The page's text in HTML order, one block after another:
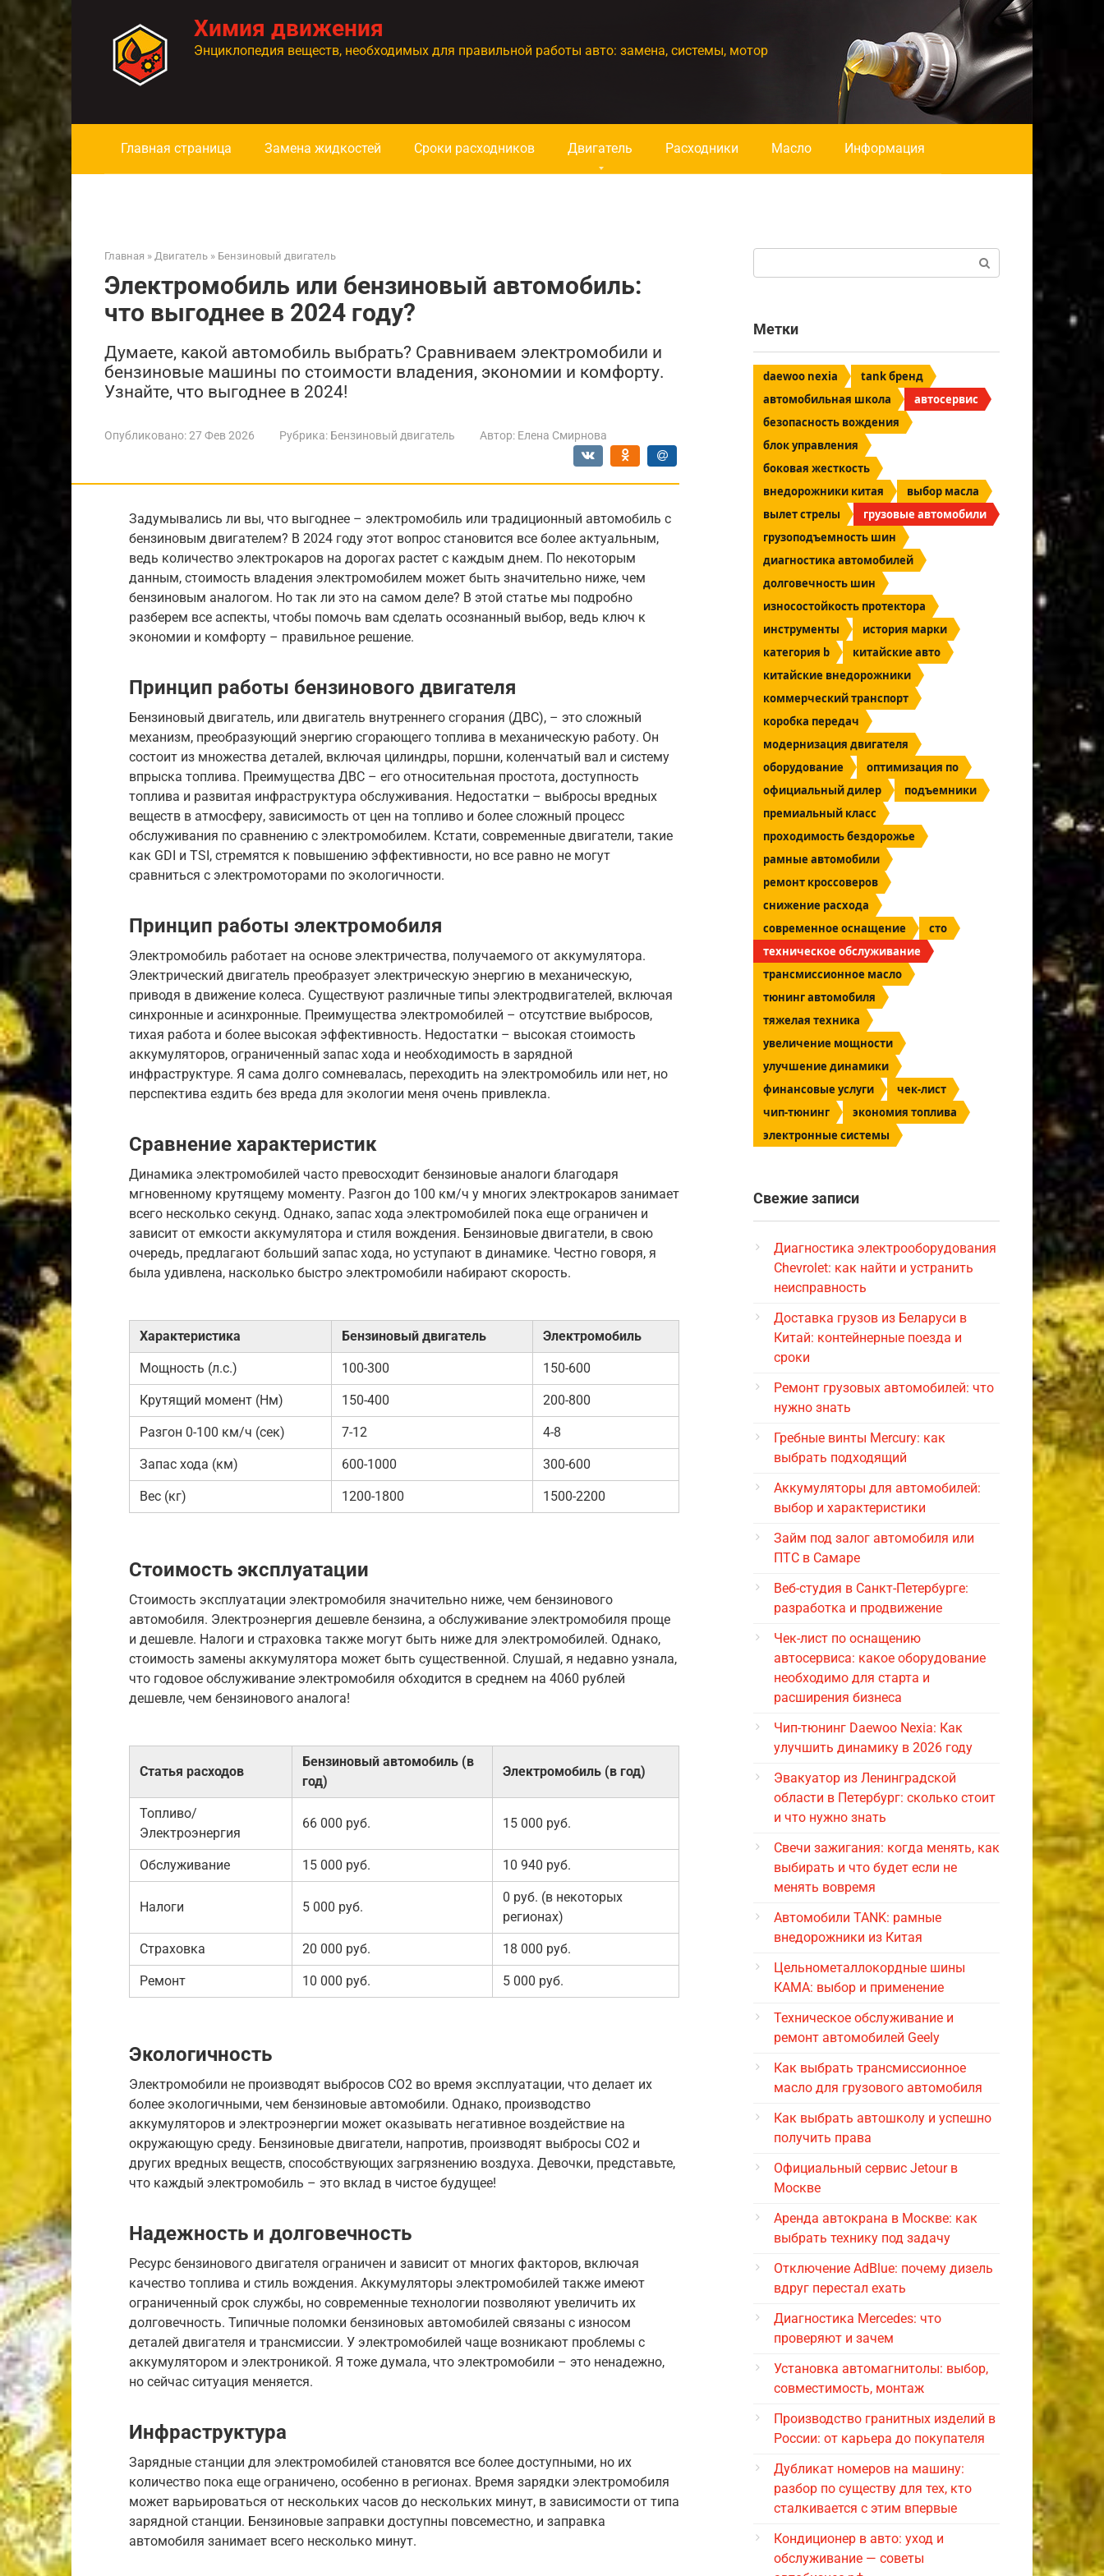
контенту
Химия движения
Энциклопедия веществ, необходимых для правильной работы авто: замена, системы, мотор
Главная страница Замена жидкостей Сроки расходников Двигатель Расходники Масло Информация
Главная » Двигатель » Бензиновый двигатель
Электромобиль или бензиновый автомобиль:
что выгоднее в 2024 году?
Думаете, какой автомобиль выбрать? Сравниваем электромобили и
бензиновые машины по стоимости владения, экономии и комфорту.
Узнайте, что выгоднее в 2024!
Опубликовано:27 Фев 2026 Рубрика: Бензиновый двигатель Автор: Елена Смирнова
Задумывались ли вы, что выгоднее – электромобиль или традиционный автомобиль с
бензиновым двигателем? В 2024 году этот вопрос становится все более актуальным,
ведь количество электрокаров на дорогах растет с каждым днем. По некоторым
данным, стоимость владения электромобилем может быть значительно ниже, чем
бензиновым аналогом. Но так ли это на самом деле? В этой статье мы подробно
разберем все аспекты, чтобы помочь вам сделать осознанный выбор, ведь ключ к
экономии и комфорту – правильное решение.
Принцип работы бензинового двигателя
Бензиновый двигатель, или двигатель внутреннего сгорания (ДВС), – это сложный
механизм, преобразующий энергию сгорающего топлива в механическую работу. Он
состоит из множества деталей, включая цилиндры, поршни, коленчатый вал и систему
впрыска топлива. Преимущества ДВС – его относительная простота, доступность
топлива и развитая инфраструктура обслуживания. Недостатки – выбросы вредных
веществ в атмосферу, зависимость от цен на топливо и более сложный процесс
обслуживания по сравнению с электромобилем. Кстати, современные двигатели, такие
как GDI и TSI, стремятся к повышению эффективности, но все равно не могут
сравниться с электромоторами по экологичности.
Принцип работы электромобиля
Электромобиль работает на основе электричества, получаемого от аккумулятора.
Электрический двигатель преобразует электрическую энергию в механическую,
приводя в движение колеса. Существуют различные типы электродвигателей, включая
синхронные и асинхронные. Преимущества электромобилей – отсутствие выбросов,
тихая работа и более высокая эффективность. Недостатки – высокая стоимость
аккумуляторов, ограниченный запас хода и необходимость в зарядной
инфраструктуре. Я сама долго сомневалась, переходить на электромобиль или нет, но
перспектива ездить без вреда для экологии меня очень привлекла.
Сравнение характеристик
Динамика электромобилей часто превосходит бензиновые аналоги благодаря
мгновенному крутящему моменту. Разгон до 100 км/ч у многих электрокаров занимает
всего несколько секунд. Однако, запас хода электромобилей пока еще ограничен и
зависит от емкости аккумулятора и стиля вождения. Бензиновые двигатели, в свою
очередь, предлагают больший запас хода, но уступают в динамике. Честно говоря, я
была удивлена, насколько быстро электромобили набирают скорость.
Характеристика Бензиновый двигатель Электромобиль
Мощность (л.с.) 100-300 150-600
Крутящий момент (Нм) 150-400 200-800
Разгон 0-100 км/ч (сек) 7-12 4-8
Запас хода (км) 600-1000 300-600
Вес (кг) 1200-1800 1500-2200
Стоимость эксплуатации
Стоимость эксплуатации электромобиля значительно ниже, чем бензинового
автомобиля. Электроэнергия дешевле бензина, а обслуживание электромобиля проще
и дешевле. Налоги и страховка также могут быть ниже для электромобилей. Однако,
стоимость замены аккумулятора может быть существенной. Слушай, я недавно узнала,
что годовое обслуживание электромобиля обходится в среднем на 4060 рублей
дешевле, чем бензинового аналога!
Статья расходов
Бензиновый автомобиль (в
год)
Электромобиль (в год)
Топливо/
Электроэнергия
66 000 руб. 15 000 руб.
Обслуживание 15 000 руб. 10 940 руб.
Налоги 5 000 руб.
0 руб. (в некоторых
регионах)
Страховка 20 000 руб. 18 000 руб.
Ремонт 10 000 руб. 5 000 руб.
Экологичность
Электромобили не производят выбросов CO2 во время эксплуатации, что делает их
более экологичными, чем бензиновые автомобили. Однако, производство
аккумуляторов и электроэнергии может оказывать негативное воздействие на
окружающую среду. Бензиновые двигатели, напротив, производят выбросы CO2 и
других вредных веществ, способствующих загрязнению воздуха. Девочки, представьте,
что каждый электромобиль – это вклад в чистое будущее!
Надежность и долговечность
Ресурс бензинового двигателя ограничен и зависит от многих факторов, включая
качество топлива и стиль вождения. Аккумуляторы электромобилей также имеют
ограниченный срок службы, но современные технологии позволяют увеличить их
долговечность. Типичные поломки бензиновых автомобилей связаны с износом
деталей двигателя и трансмиссии. У электромобилей чаще возникают проблемы с
аккумулятором и электроникой. Я тоже думала, что электромобили – это ненадежно,
но сейчас ситуация меняется.
Инфраструктура
Зарядные станции для электромобилей становятся все более доступными, но их
количество пока еще ограничено, особенно в регионах. Время зарядки электромобиля
может варьироваться от нескольких часов до нескольких минут, в зависимости от типа
зарядной станции. Бензиновые заправки доступны повсеместно, и заправка
автомобиля занимает всего несколько минут.
Метки
daewoo nexia
tank бренд
автомобильная школа
автосервис
безопасность вождения
блок управления
боковая жесткость
внедорожники китая
выбор масла
вылет стрелы
грузовые автомобили
грузоподъемность шин
диагностика автомобилей
долговечность шин
износостойкость протектора
инструменты
история марки
категория b
китайские авто
китайские внедорожники
коммерческий транспорт
коробка передач
модернизация двигателя
оборудование
оптимизация по
официальный дилер
подъемники
премиальный класс
проходимость бездорожье
рамные автомобили
ремонт кроссоверов
снижение расхода
современное оснащение
сто
техническое обслуживание
трансмиссионное масло
тюнинг автомобиля
тяжелая техника
увеличение мощности
улучшение динамики
финансовые услуги
чек-лист
чип-тюнинг
экономия топлива
электронные системы
Свежие записи
Диагностика электрооборудования
Chevrolet: как найти и устранить
неисправность
Доставка грузов из Беларуси в
Китай: контейнерные поезда и
сроки
Ремонт грузовых автомобилей: что
нужно знать
Гребные винты Mercury: как
выбрать подходящий
Аккумуляторы для автомобилей:
выбор и характеристики
Займ под залог автомобиля или
ПТС в Самаре
Веб-студия в Санкт-Петербурге:
разработка и продвижение
Чек-лист по оснащению
автосервиса: какое оборудование
необходимо для старта и
расширения бизнеса
Чип-тюнинг Daewoo Nexia: Как
улучшить динамику в 2026 году
Эвакуатор из Ленинградской
области в Петербург: сколько стоит
и что нужно знать
Свечи зажигания: когда менять, как
выбирать и что будет если не
менять вовремя
Автомобили TANK: рамные
внедорожники из Китая
Цельнометаллокордные шины
КАМА: выбор и применение
Техническое обслуживание и
ремонт автомобилей Geely
Как выбрать трансмиссионное
масло для грузового автомобиля
Как выбрать автошколу и успешно
получить права
Официальный сервис Jetour в
Москве
Аренда автокрана в Москве: как
выбрать технику под задачу
Отключение AdBlue: почему дизель
вдруг перестал ехать
Диагностика Mercedes: что
проверяют и зачем
Установка автомагнитолы: выбор,
совместимость, монтаж
Производство гранитных изделий в
России: от карьера до покупателя
Дубликат номеров на машину:
разбор по существу для тех, кто
сталкивается с этим впервые
Кондиционер в авто: уход и
обслуживание — советы